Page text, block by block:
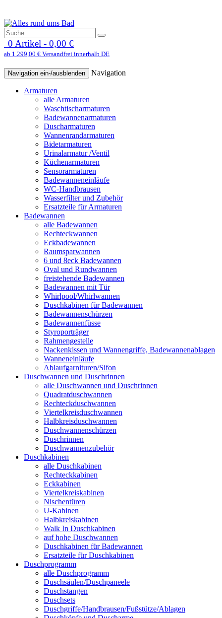
0 Artikel - 0,00 €
ab 1.299,00 € Versandfrei innerhalb DE
Navigation ein-/ausblenden Navigation
Armaturen
alle Armaturen
Waschtischarmaturen
Badewannenarmaturen
Duscharmaturen
Wannenrandarmaturen
Bidetarmaturen
Urinalarmatur /Ventil
Küchenarmaturen
Sensorarmaturen
Badewanneneinläufe
WC-Handbrausen
Wasserfilter und Zubehör
Ersatzteile für Armaturen
Badewannen
alle Badewannen
Rechteckwannen
Eckbadewannen
Raumsparwannen
6 und 8eck Badewannen
Oval und Rundwannen
freistehende Badewannen
Badewannen mit Tür
Whirlpool/Whirlwannen
Duschkabinen für Badewannen
Badewannenschürzen
Badewannenfüsse
Styroporträger
Rahmengestelle
Nackenkissen und Wannengriffe, Badewannenablagen
Wanneneinläufe
Ablaufgarnituren/Sifon
Duschwannen und Duschrinnen
alle Duschwannen und Duschrinnen
Quadratduschwannen
Rechteckduschwannen
Viertelkreisduschwannen
Halbkreisduschwannen
Duschwannenschürzen
Duschrinnen
Duschwannenzubehör
Duschkabinen
alle Duschkabinen
Rechteckkabinen
Eckkabinen
Viertelkreiskabinen
Nischentüren
U-Kabinen
Halbkreiskabinen
Walk In Duschkabinen
auf hohe Duschwannen
Duschkabinen für Badewannen
Ersatzteile für Duschkabinen
Duschprogramm
alle Duschprogramm
Duschsäulen/Duschpaneele
Duschstangen
Duschsets
Duschgriffe/Handbrausen/Fußstütze/Ablagen